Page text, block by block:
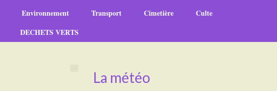
Environnement Transport Cimetière
Culte
DECHETS VERTS
La météo